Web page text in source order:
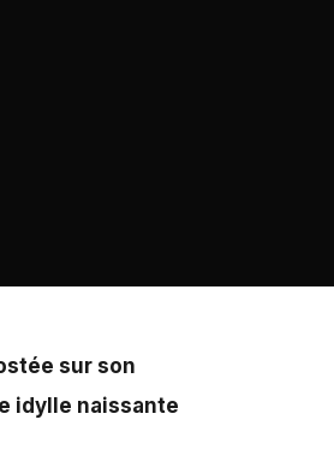
sur son
idylle naissante